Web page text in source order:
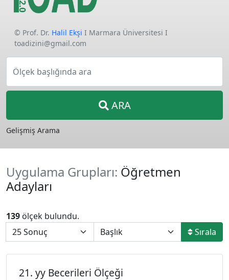
© Prof. Dr. Halil Ekşi I Marmara Üniversitesi I
toadizini@gmail.com
Ölçek başlığında ara
ARA
Gelişmiş Arama
Uygulama Grupları: Öğretmen
Adayları
139 ölçek bulundu.
Sırala
21. yy Becerileri Ölçeği